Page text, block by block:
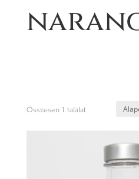
Összesen 1 találat